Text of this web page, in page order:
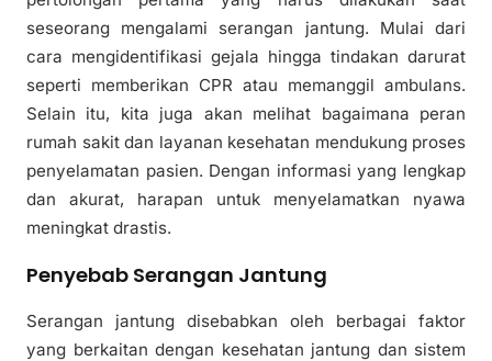
seseorang mengalami serangan jantung. Mulai dari
cara mengidentifikasi gejala hingga tindakan darurat
seperti memberikan CPR atau memanggil ambulans.
Selain itu, kita juga akan melihat bagaimana peran
rumah sakit dan layanan kesehatan mendukung proses
penyelamatan pasien. Dengan informasi yang lengkap
dan akurat, harapan untuk menyelamatkan nyawa
meningkat drastis.
Penyebab Serangan Jantung
Serangan jantung disebabkan oleh berbagai faktor
yang berkaitan dengan kesehatan jantung dan sistem